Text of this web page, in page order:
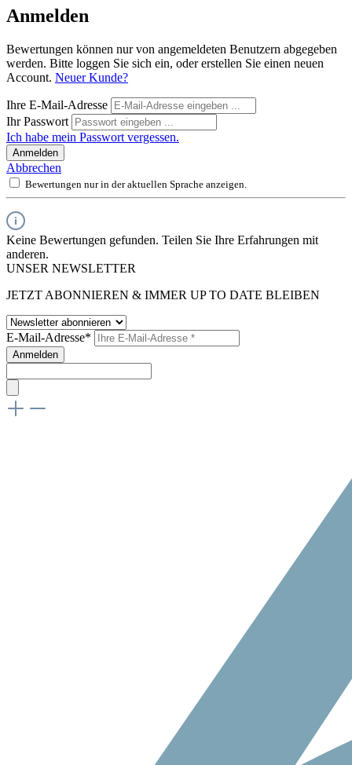
Anmelden
Bewertungen können nur von angemeldeten Benutzern abgegeben
werden. Bitte loggen Sie sich ein, oder erstellen Sie einen neuen
Account. Neuer Kunde?
Ihre E-Mail-Adresse
Ihr Passwort
Ich habe mein Passwort vergessen.
Anmelden
Abbrechen
Bewertungen nur in der aktuellen Sprache anzeigen.
Keine Bewertungen gefunden. Teilen Sie Ihre Erfahrungen mit
anderen.
UNSER NEWSLETTER
JETZT ABONNIEREN & IMMER UP TO DATE BLEIBEN
E-Mail-Adresse*
Anmelden